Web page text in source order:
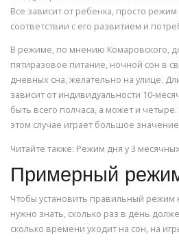
Все зависит от ребенка, просто
соответствии с его развитием и
В режиме, по мнению Комаровского,
пятиразовое питание, ночной сон в
дневных сна, желательно на улице.
зависит от индивидуальности 10-
быть всего полчаса, а может и
этом случае играет большое
Читайте также: Режим дня у 3
Примерный
Чтобы установить правильный режим
нужно знать, сколько раз в день
сколько времени уходит на сон, на